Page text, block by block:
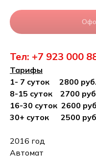
Тел: +7 923 000
Тарифы
1- 7 суток 2800 руб.
8-15 суток 2700
16-30 суток 2600 руб
30+ суток 2500 руб
2016 год
Автомат